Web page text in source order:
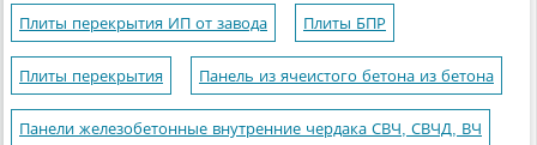
Плиты перекрытия ИП от завода Плиты БПР
Плиты перекрытия Панель из ячеистого бетона из бетона
Панели железобетонные внутренние чердака СВЧ, СВЧД, ВЧ